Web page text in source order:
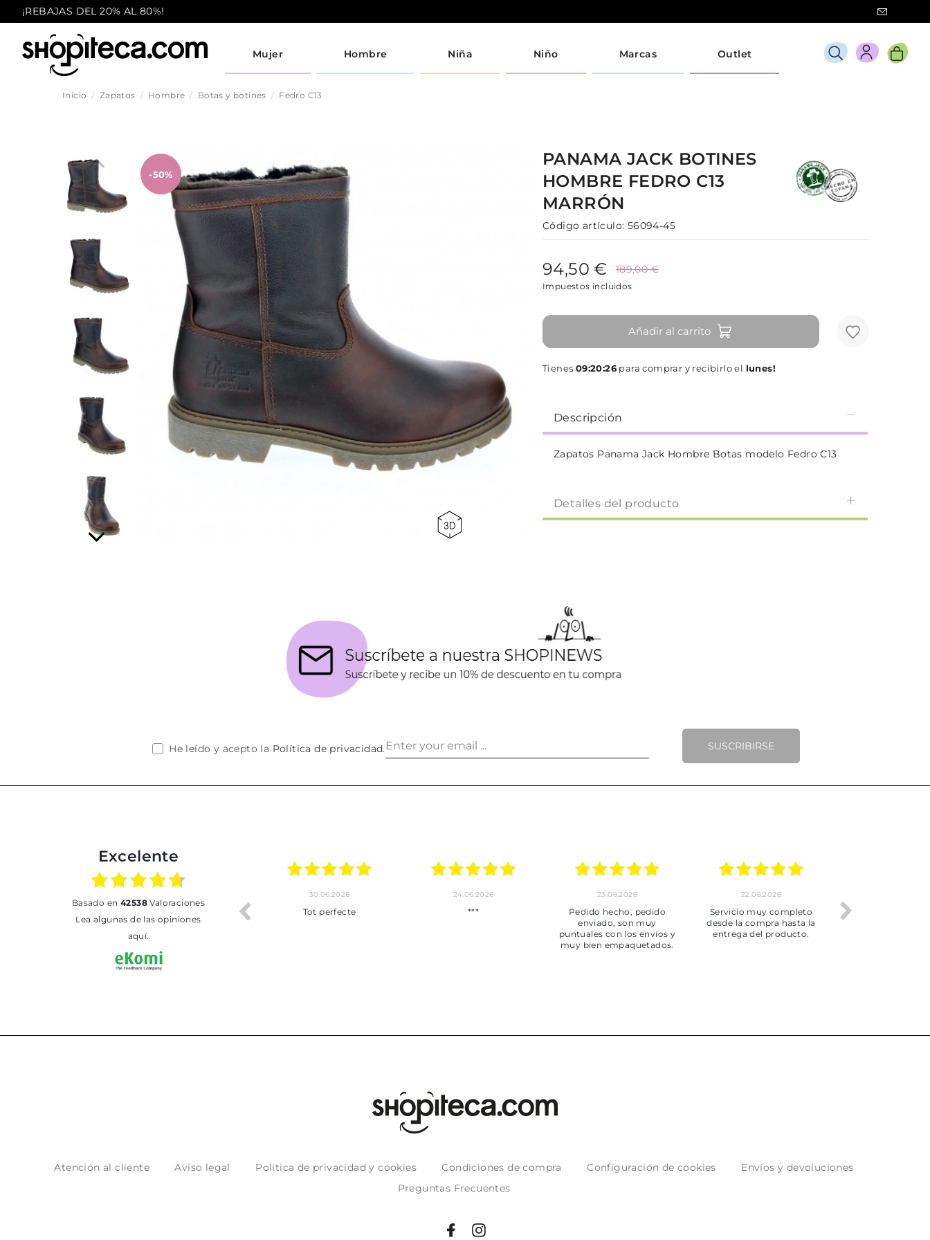
¡REBAJAS DEL 20% AL 80%!
Mujer Hombre Niña Niño Marcas Outlet
Inicio Zapatos Hombre Botas y botines Fedro C13
-50%
PANAMA JACK BOTINES
HOMBRE FEDRO C13
MARRÓN
Código artículo: 56094-45
94,50 € 189,00 €
Impuestos incluidos
Añadir al carrito
Tienes 09:20:25 para comprar y recibirlo el lunes!
Descripción
Zapatos Panama Jack Hombre Botas modelo Fedro C13
Detalles del producto
SUSCRIBIRSE
He leído y acepto la Política de privacidad.
Excelente
basado en 42538Valoraciones
Lea algunas de las opiniones
aquí.
30.06.2026
Tot perfecte
24.06.2026
***
23.06.2026
Pedido hecho, pedido
enviado, son muy
puntuales con los envíos y
muy bien empaquetados.
22.06.2026
Servicio muy completo
desde la compra hasta la
entrega del producto.
Atención al cliente Aviso legal Politica de privacidad y cookies Condiciones de compra Configuración de cookies
Envíos y devoluciones
Preguntas Frecuentes